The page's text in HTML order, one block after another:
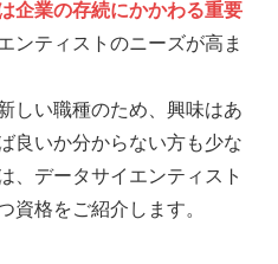
企業の存続にかかわる重要
ンティストのニーズが高ま
しい職種のため、興味はあ
良いか分からない方も少な
、データサイエンティスト
資格をご紹介します。